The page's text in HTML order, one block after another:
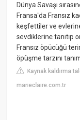
Dünya Savaşı
Fransa'da Fransız
keşfettiler ve
sevdiklerine tanıtıp
Fransız öpücüğü
öpüşme tarzını
Kaynak kaldırma
marieclaire.com.tr